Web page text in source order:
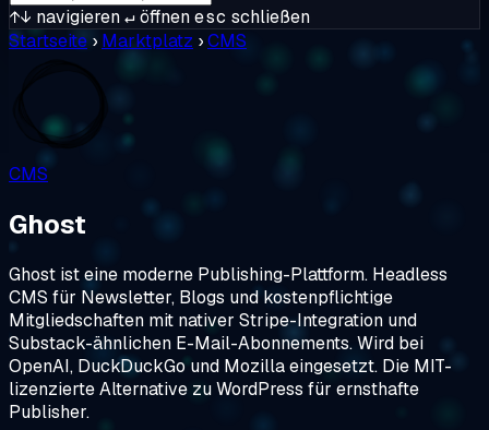
↑↓ navigieren↵öffnenesc schließen
Startseite › Marktplatz ›CMS
CMS
Ghost
Ghost ist eine moderne Publishing-Plattform. Headless
CMS für Newsletter, Blogs und kostenpflichtige
Mitgliedschaften mit nativer Stripe-Integration und
Substack-ähnlichen E-Mail-Abonnements. Wird bei
OpenAI, DuckDuckGo und Mozilla eingesetzt. Die MIT-
lizenzierte Alternative zu WordPress für ernsthafte
Publisher.